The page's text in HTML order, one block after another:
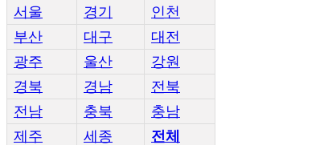
서울 경기
인천
부산
대구
대전
광주
울산
강원
경북
경남
전북
전남
충북
충남
제주
세종 전체